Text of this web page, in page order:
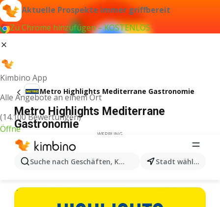
Aktuelle Prospekte immer griffbereit
Zu Chrome hinzufügen – KOSTENLOS
Kimbino App
Alle Angebote an einem Ort
(14.100 Bewertungen)
Öffne
Suche nach Geschäften, Kategorien, Produkten...
Stadt wählen
Metro Highlights Mediterrane Gastronomie
Metro Highlights Mediterrane
Gastronomie
WERBUNG